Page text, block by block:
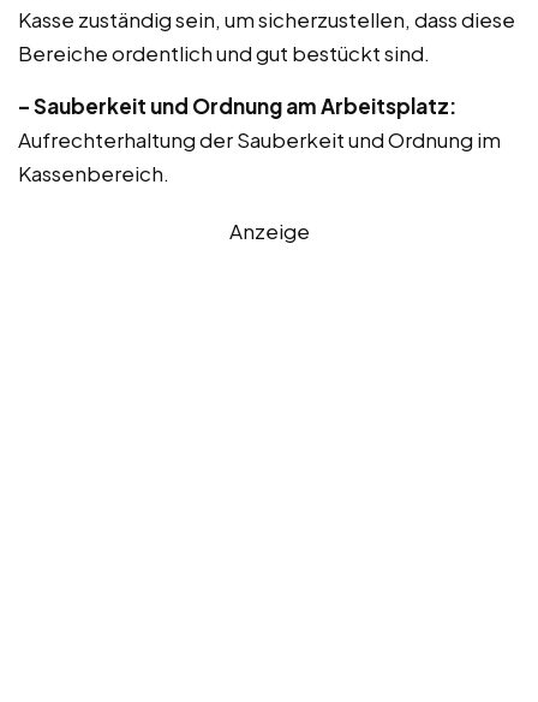
Kasse zuständig sein, um sicherzustellen, dass diese
Bereiche ordentlich und gut bestückt sind.
– Sauberkeit und Ordnung am Arbeitsplatz:
Aufrechterhaltung der Sauberkeit und Ordnung im
Kassenbereich.
Anzeige